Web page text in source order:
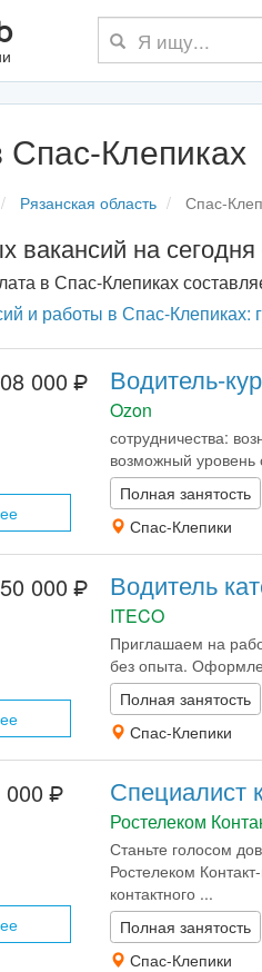
Спас-Клепиках
Рязанская область Спас-
вакансий на
в Спас-Клепиках
и работы в Спас-Клепиках:
000 Водитель-
Ozon
сотрудничества:
возможный
Полная занятость
Спас-Клепики
000 Водитель
ITECO
Приглашаем на
без опыта.
Полная занятость
Спас-Клепики
Специалист
Ростелеком
Станьте голосом
Ростелеком
контактного ...
Полная занятость
Спас-Клепики